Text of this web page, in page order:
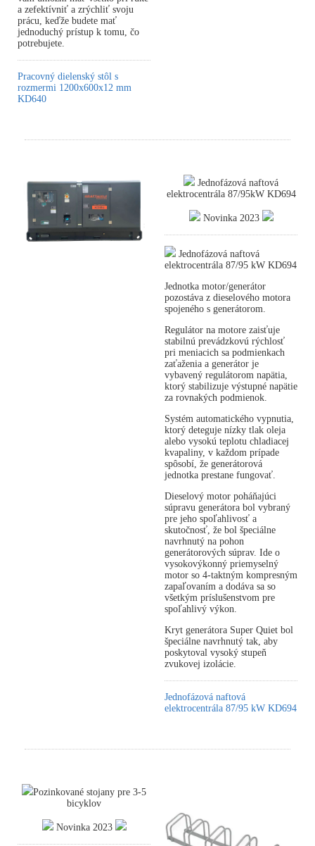
a zefektívniť a zrýchliť svoju
prácu, keďže budete mať
jednoduchý prístup k tomu, čo
potrebujete.
Pracovný dielenský stôl s
rozmermi 1200x600x12 mm
KD640
Jednofázová naftová
elektrocentrála 87/95kW KD694
Novinka 2023
Jednofázová naftová
elektrocentrála 87/95 kW KD694
Jednotka motor/generátor
pozostáva z dieselového motora
spojeného s generátorom.
Regulátor na motore zaisťuje
stabilnú prevádzkovú rýchlosť
pri meniacich sa podmienkach
zaťaženia a generátor je
vybavený regulátorom napätia,
ktorý stabilizuje výstupné napätie
za rovnakých podmienok.
Systém automatického vypnutia,
ktorý deteguje nízky tlak oleja
alebo vysokú teplotu chladiacej
kvapaliny, v každom prípade
spôsobí, že generátorová
jednotka prestane fungovať.
Dieselový motor poháňajúci
súpravu generátora bol vybraný
pre jeho spoľahlivosť a
skutočnosť, že bol špeciálne
navrhnutý na pohon
generátorových súprav. Ide o
vysokovýkonný priemyselný
motor so 4-taktným kompresným
zapaľovaním a dodáva sa so
všetkým príslušenstvom pre
spoľahlivý výkon.
Kryt generátora Super Quiet bol
špeciálne navrhnutý tak, aby
poskytoval vysoký stupeň
zvukovej izolácie.
Jednofázová naftová
elektrocentrála 87/95 kW KD694
Pozinkované stojany pre 3-5
bicyklov
Novinka 2023